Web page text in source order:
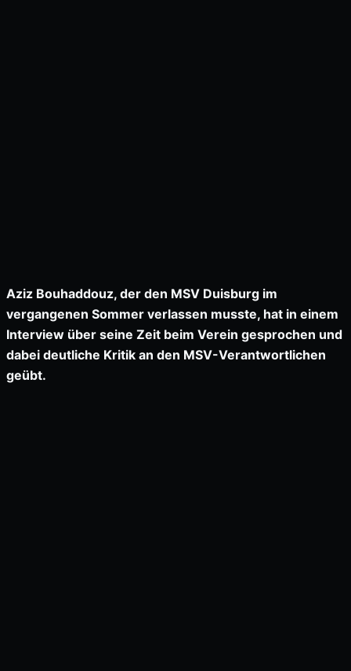
Aziz Bouhaddouz, der den MSV Duisburg im
vergangenen Sommer verlassen musste, hat in einem
Interview über seine Zeit beim Verein gesprochen und
dabei deutliche Kritik an den MSV-Verantwortlichen
geübt.